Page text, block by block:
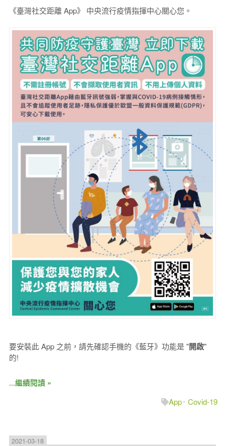
《臺灣社交距離 App》 中央流行疫情指揮中心關心您。
要安裝此 App 之前，請先確認手機的《藍牙》功能是 "開啟"
的!
...繼續閱讀 »
App Covid-19
2021-03-18